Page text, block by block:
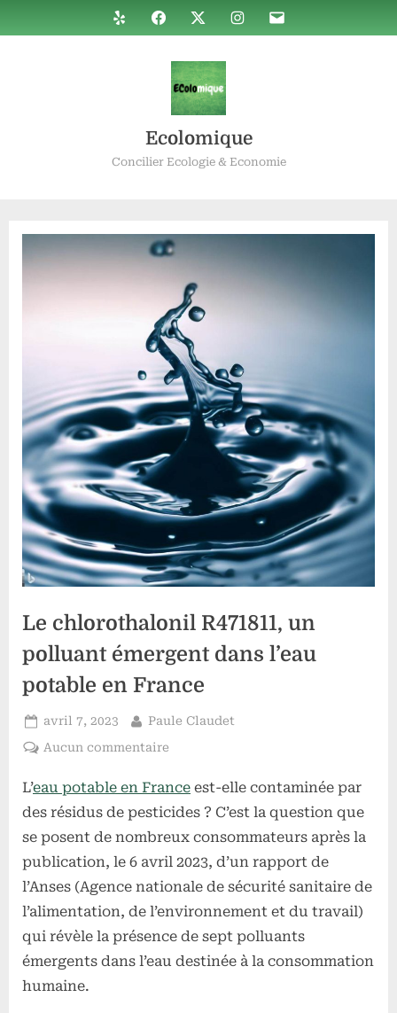
to
Yelp FacebookTwitterInstagram
E-
mail
Ecolomique
Concilier Ecologie & Economie
Le chlorothalonil R471811, un
polluant émergent dans l’eau
potable en France
Posted
on
avril 7, 2023 By
Paule Claudet
Aucun commentaire
chlorothalonil
R471811,
émergent
dans
l’eau
potable
France
L’eau potable en France est-elle contaminée par
des résidus de pesticides ? C’est la question que
se posent de nombreux consommateurs après la
publication, le 6 avril 2023, d’un rapport de
l’Anses (Agence nationale de sécurité sanitaire de
l’alimentation, de l’environnement et du travail)
qui révèle la présence de sept polluants
émergents dans l’eau destinée à la consommation
humaine.